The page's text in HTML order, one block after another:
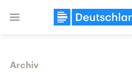
Close
Archiv